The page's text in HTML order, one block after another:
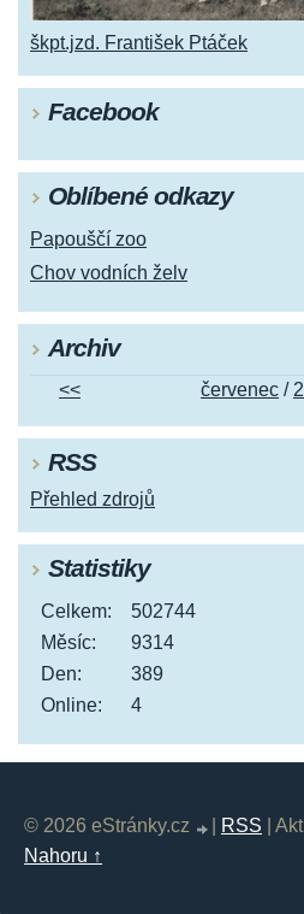
škpt.jzd. František Ptáček
Facebook
Oblíbené odkazy
Papouščí zoo
Chov vodních želv
Archiv
<< červenec /
RSS
Přehled zdrojů
Statistiky
Online: 4
Celkem:
502744
Měsíc:
9314
Den:
389
© 2026 eStránky.cz RSS
Nahoru ↑